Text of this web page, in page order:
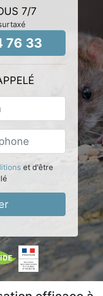
7/7
76 33
et d'être